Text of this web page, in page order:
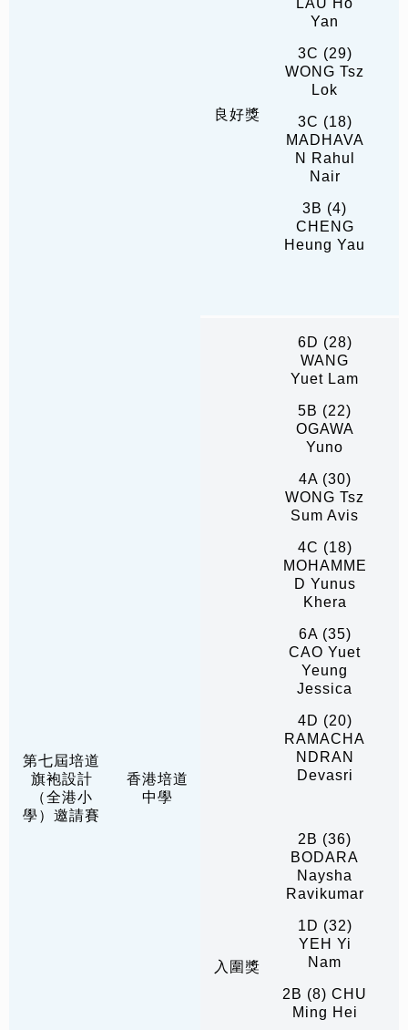
第七屆培道
旗袍設計
（全港小
學）邀請賽
香港培道
中學
良好獎
LAU Ho
Yan
3C (29)
WONG Tsz
Lok
3C (18)
MADHAVA
N Rahul
Nair
3B (4)
CHENG
Heung Yau
入圍獎
6D (28)
WANG
Yuet Lam
5B (22)
OGAWA
Yuno
4A (30)
WONG Tsz
Sum Avis
4C (18)
MOHAMME
D Yunus
Khera
6A (35)
CAO Yuet
Yeung
Jessica
4D (20)
RAMACHA
NDRAN
Devasri
2B (36)
BODARA
Naysha
Ravikumar
1D (32)
YEH Yi
Nam
2B (8) CHU
Ming Hei